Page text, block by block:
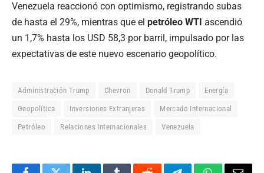
Venezuela reaccionó con optimismo, registrando subas
de hasta el 29%, mientras que el petróleo WTI ascendió
un 1,7% hasta los USD 58,3 por barril, impulsado por las
expectativas de este nuevo escenario geopolítico.
Administración Trump Chevron Donald Trump Energía
Geopolítica Inversiones Extranjeras Mercado Internacional
Petróleo Relaciones Internacionales Venezuela